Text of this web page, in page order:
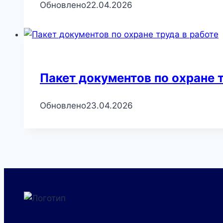
Обновлено22.04.2026
Пакет документов по охране
Обновлено23.04.2026